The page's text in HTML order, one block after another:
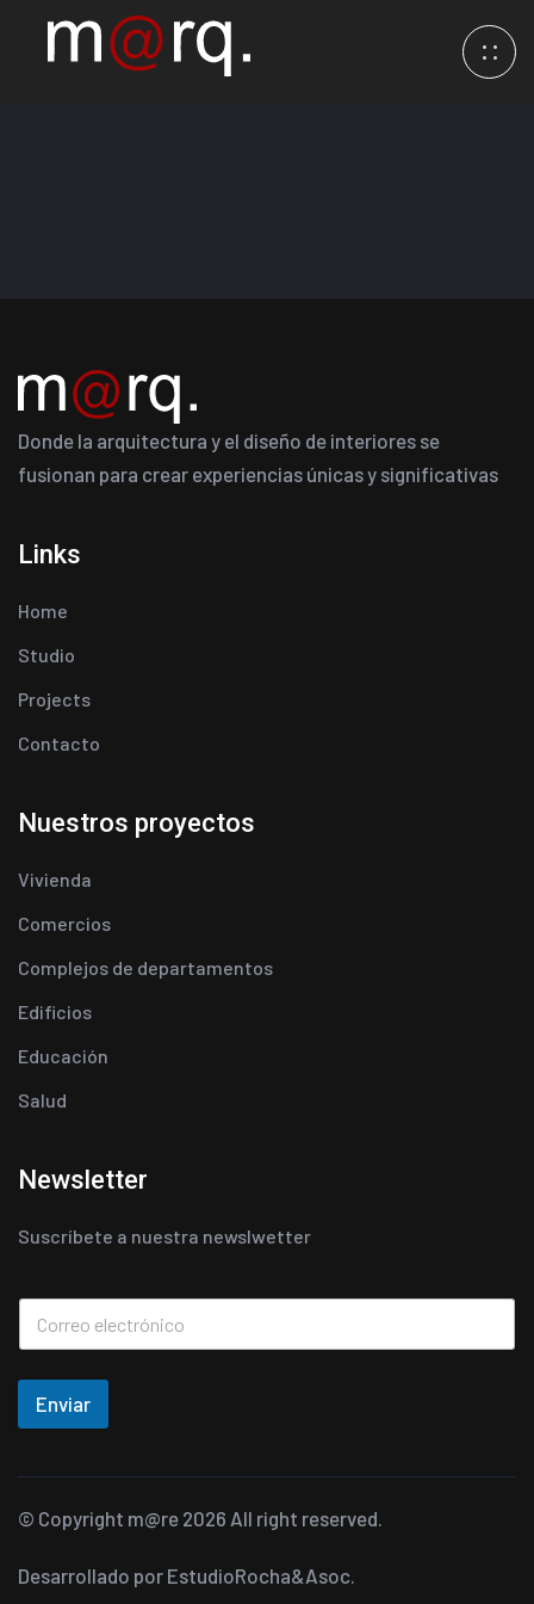
Donde la arquitectura y el diseño de interiores se
fusionan para crear experiencias únicas y significativas
Links
Home
Studio
Projects
Contacto
Nuestros proyectos
Vivienda
Comercios
Complejos de departamentos
Edificios
Educación
Salud
Newsletter
Suscríbete a nuestra newslwetter
Enviar
© Copyright m@re 2026 All right reserved.
Desarrollado por EstudioRocha&Asoc.